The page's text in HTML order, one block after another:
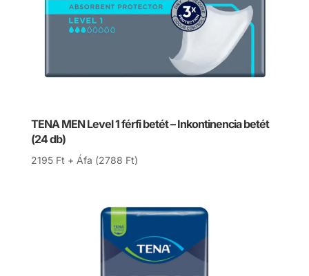
TENA MEN Level 1 férfi betét – Inkontinencia betét
(24 db)
2195 Ft + Áfa (2788 Ft)